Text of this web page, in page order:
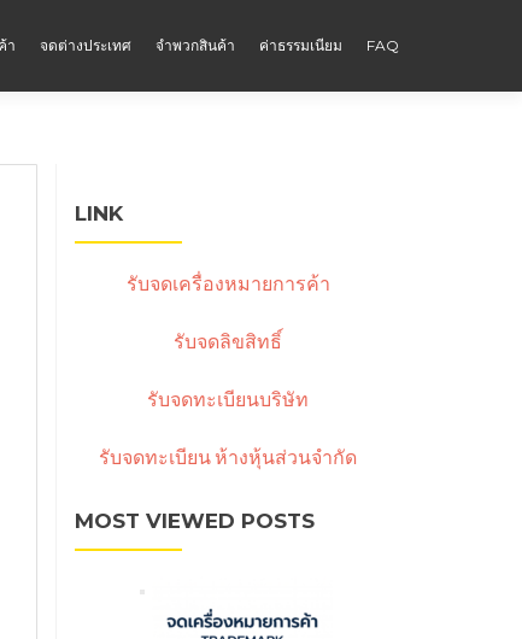
า จดต่างประเทศ จำพวกสินค้า ค่าธรรมเนียม FAQ
LINK
รับจดเครื่องหมายการค้า
รับจดลิขสิทธิ์
รับจดทะเบียนบริษัท
รับจดทะเบียน ห้างหุ้นส่วนจำกัด
MOST VIEWED POSTS